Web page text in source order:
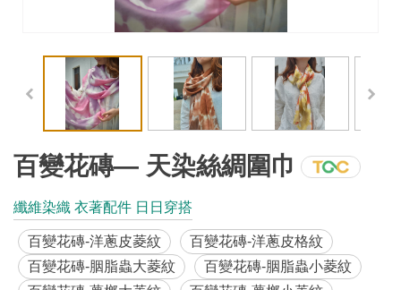
物
工
藝
美
術
百變花磚— 天染絲綢圍巾
纖維染織 衣著配件 日日穿搭
百變花磚-洋蔥皮菱紋
百變花磚-洋蔥皮格紋
百變花磚-胭脂蟲大菱紋
百變花磚-胭脂蟲小菱紋